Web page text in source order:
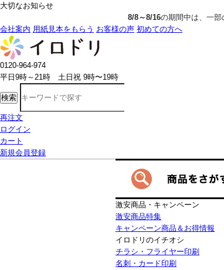
大切なお知らせ
の期間中は、一部の商品で生産発送の制限をいた
会社案内 用紙見本をもらう お客様の声 初めての方へ
0120-964-974
平日9時～21時 土日祝 9時〜19時
検索
再注文
ログイン
カート
新規会員登録
激安商品・キャンペーン
激安商品特集
キャンペーン商品＆お得情報
イロドリのイチオシ
チラシ・フライヤー印刷
名刺・カード印刷